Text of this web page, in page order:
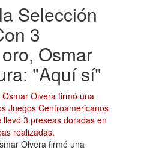
Selección
3
Osmar
"Aquí sí"
Olvera firmó una